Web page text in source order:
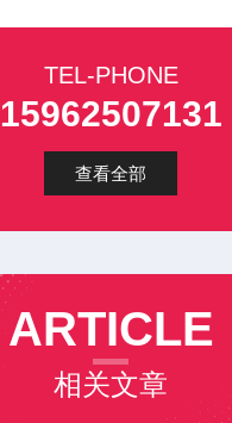
TEL-PHONE
15962507131
查看全部
ARTICLE
相关文章